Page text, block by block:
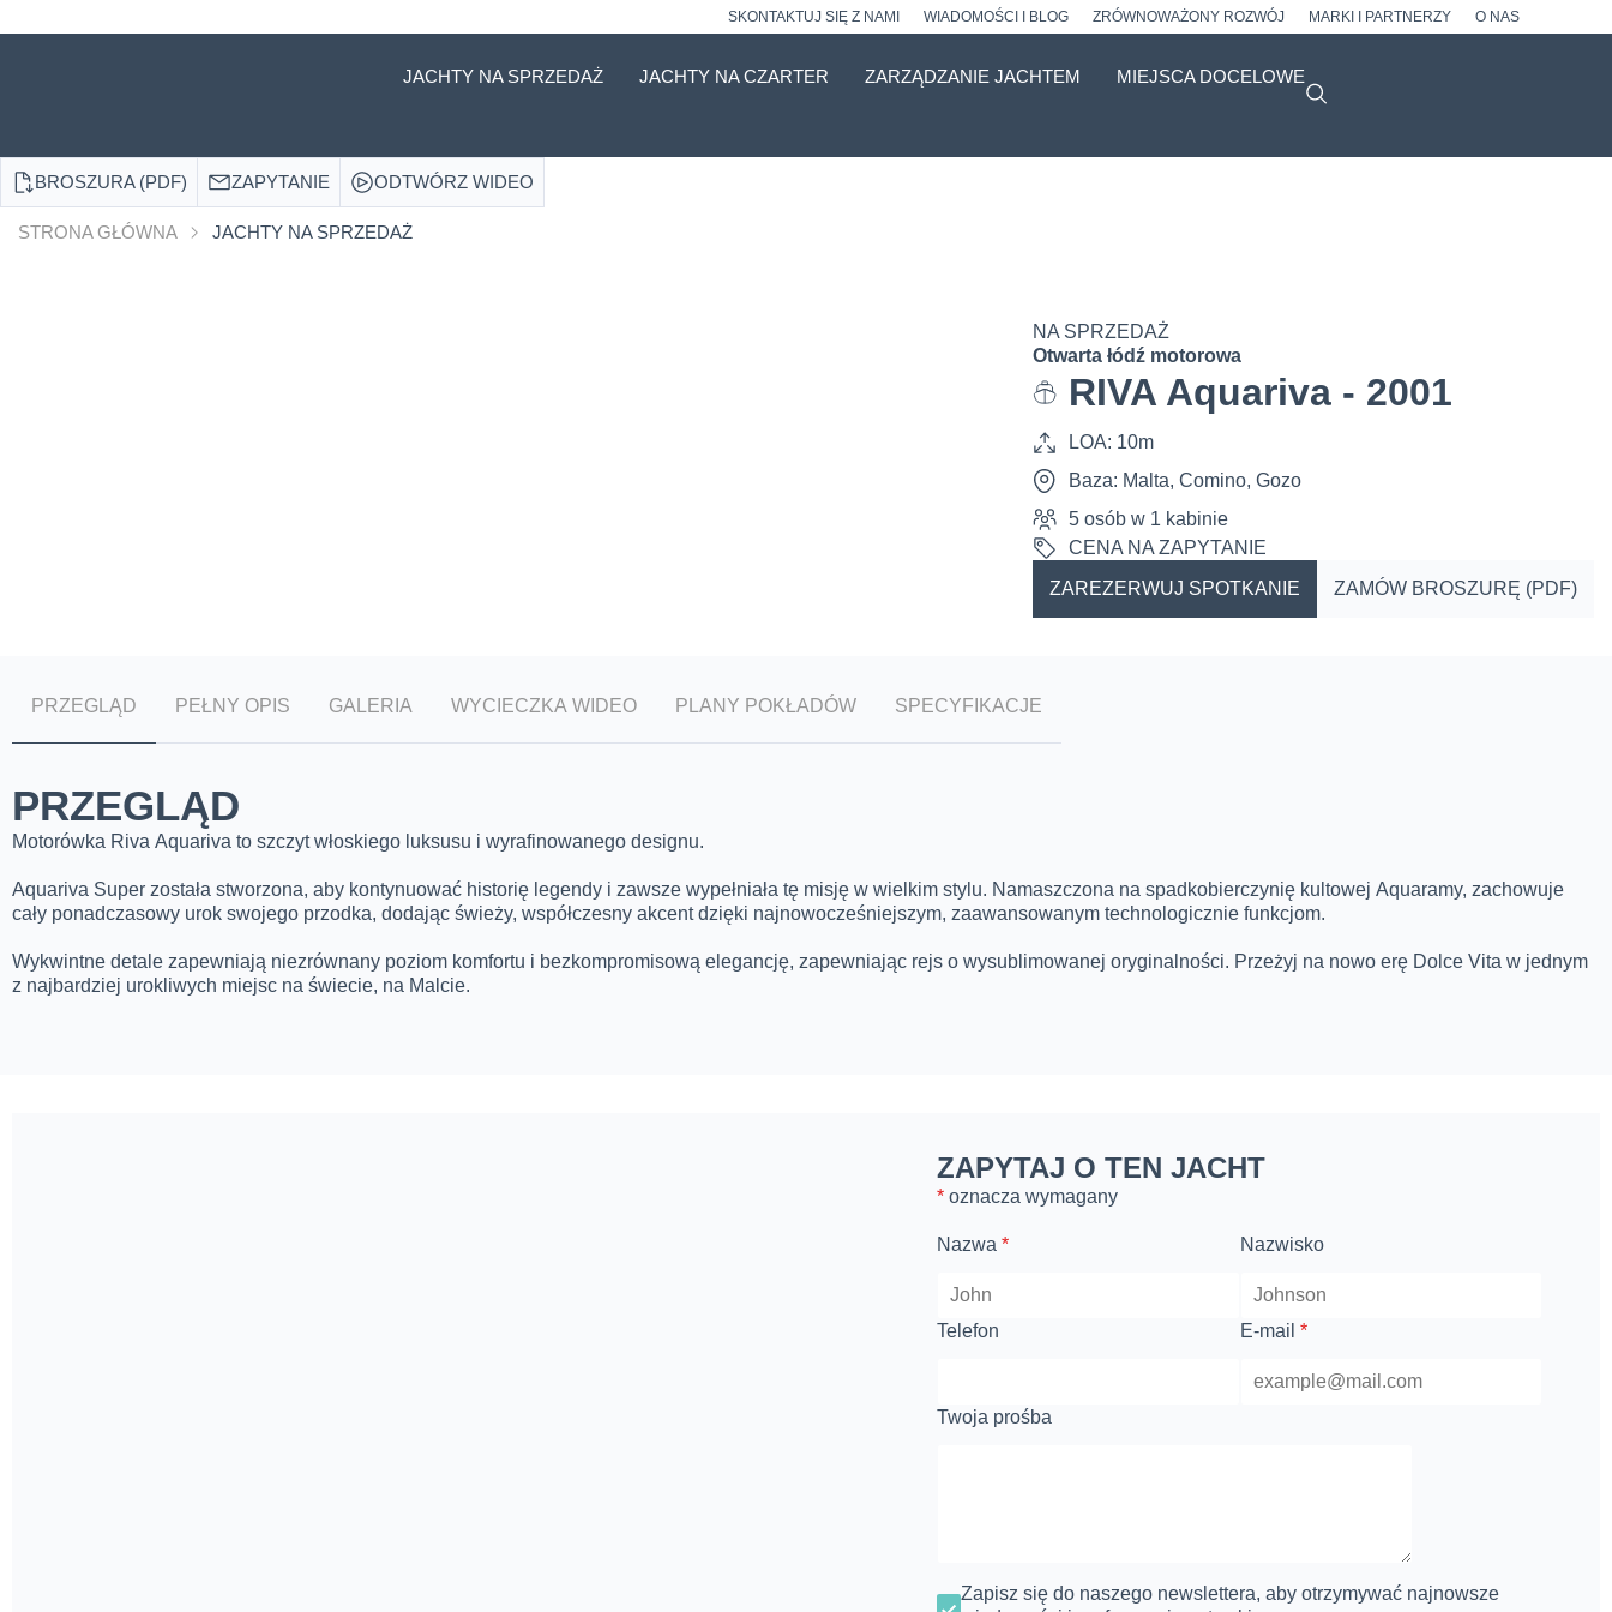
SKONTAKTUJ SIĘ Z NAMI WIADOMOŚCI I BLOG ZRÓWNOWAŻONY ROZWÓJ MARKI I PARTNERZY O NAS
JACHTY NA SPRZEDAŻ JACHTY NA CZARTER ZARZĄDZANIE JACHTEM MIEJSCA DOCELOWE
BROSZURA (PDF) ZAPYTANIE ODTWÓRZ WIDEO
STRONA GŁÓWNA JACHTY NA SPRZEDAŻ
NA SPRZEDAŻ
Otwarta łódź motorowa
RIVA Aquariva - 2001
LOA: 10m
Baza: Malta, Comino, Gozo
5 osób w 1 kabinie
CENA NA ZAPYTANIE
ZAREZERWUJ SPOTKANIE
ZAMÓW BROSZURĘ (PDF)
PRZEGLĄD PEŁNY OPIS GALERIA WYCIECZKA WIDEO PLANY POKŁADÓW SPECYFIKACJE
PRZEGLĄD
Motorówka Riva Aquariva to szczyt włoskiego luksusu i wyrafinowanego designu.
Aquariva Super została stworzona, aby kontynuować historię legendy i zawsze wypełniała tę misję w wielkim stylu. Namaszczona na spadkobierczynię kultowej Aquaramy, zachowuje
cały ponadczasowy urok swojego przodka, dodając świeży, współczesny akcent dzięki najnowocześniejszym, zaawansowanym technologicznie funkcjom.
Wykwintne detale zapewniają niezrównany poziom komfortu i bezkompromisową elegancję, zapewniając rejs o wysublimowanej oryginalności. Przeżyj na nowo erę Dolce Vita w jednym
z najbardziej urokliwych miejsc na świecie, na Malcie.
ZAPYTAJ O TEN JACHT
* oznacza wymagany
Nazwa* Nazwisko
Telefon E-mail *
Twoja prośba
Zapisz się do naszego newslettera, aby otrzymywać najnowsze